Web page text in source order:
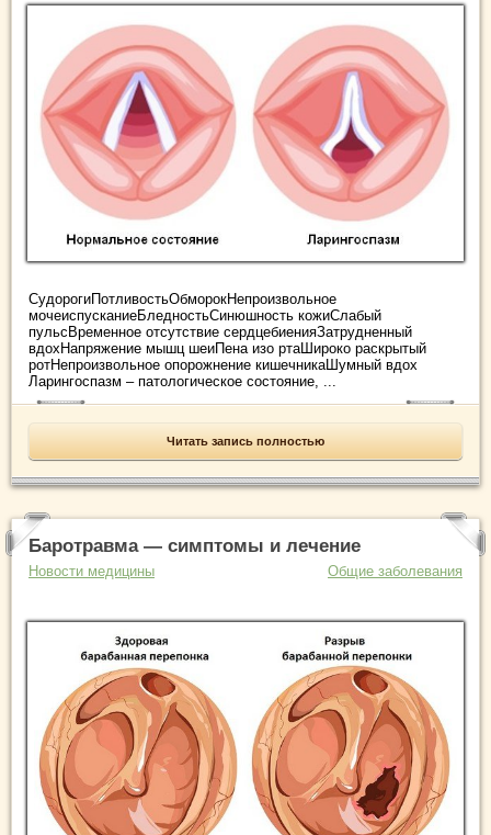
СудорогиПотливостьОбморокНепроизвольное
мочеиспусканиеБледностьСинюшность кожиСлабый
пульсВременное отсутствие сердцебиенияЗатрудненный
вдохНапряжение мышц шеиПена изо ртаШироко раскрытый
ротНепроизвольное опорожнение кишечникаШумный вдох
Ларингоспазм – патологическое состояние, ...
Читать запись полностью
Баротравма — симптомы и лечение
Новости медицины Общие заболевания